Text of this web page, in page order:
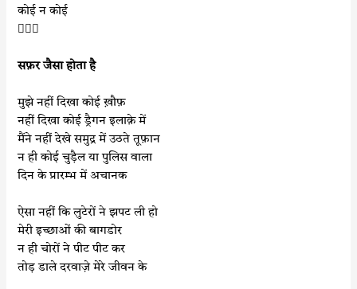
कोई न कोई

सफ़र जैसा होता है
मुझे नहीं दिखा कोईख़ौफ़
नहीं दिखा कोई ड्रैगन इलाक़े में
मैंने नहीं देखे समुद्र में उठते तूफ़ान
न ही कोई चुड़ैल या पुलिस वाला
दिन के प्रारम्भ में अचानक
ऐसा नहीं कि लुटेरों ने झपट ली हो
मेरी इच्छाओं की बागडोर
न ही चोरों ने पीट पीट कर
तोड़ डाले दरवाज़े मेरे जीवन के